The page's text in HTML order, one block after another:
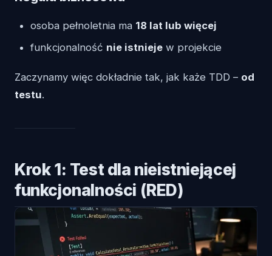
osoba pełnoletnia ma 18 lat lub więcej
funkcjonalność nie istnieje w projekcie
Zaczynamy więc dokładnie tak, jak każe TDD – od
testu.
Krok 1: Test dla nieistniejącej
funkcjonalności (RED)